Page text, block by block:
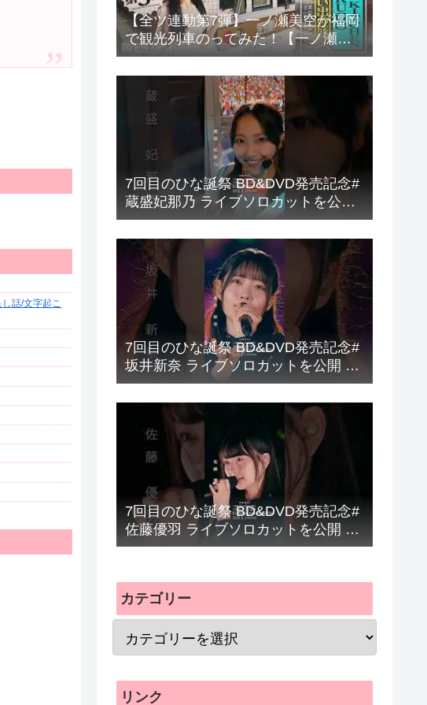
話/文字起こ
【全ツ連動第7弾】一ノ瀬美空が福岡
で観光列車のってみた！【一ノ瀬列
車旅第3弾】
7回目のひな誕祭 BD&DVD発売記念#
蔵盛妃那乃 ライブソロカットを公開
#日向坂46 #hinatazaka46 #
7回目のひな誕祭 BD&DVD発売記念#
坂井新奈 ライブソロカットを公開 #
日向坂46 #hinatazaka46 #
7回目のひな誕祭 BD&DVD発売記念#
佐藤優羽 ライブソロカットを公開 #
日向坂46 #hinatazaka46 #
カテゴリー
リンク